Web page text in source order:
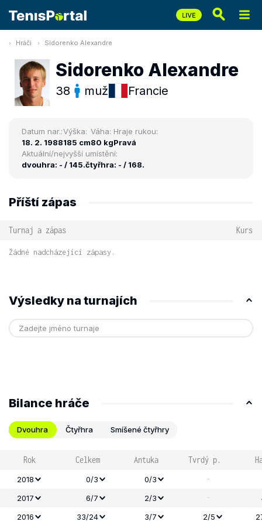
Hráči Sidorenko Alexandre
Sidorenko Alexandre
38 muž Francie
Datum nar.:
18. 2. 1988
Výška:
185 cm
Váha:
80 kg
Hraje rukou:
Pravá
Aktuální/nejvyšší umístění:
dvouhra: - / 145.čtyřhra: - / 168.
Příští zápas
Turnaj a zápas Kurs
Žádné nadcházející zápasy.
Výsledky na turnajích
Bilance hráče
Dvouhra Čtyřhra Smíšené čtyřhry
Rok Celkem Antuka Tvrdý p.
2018 0/3 0/3 -
2017 6/7 2/3 -
2016
33/24 3/7 2/5